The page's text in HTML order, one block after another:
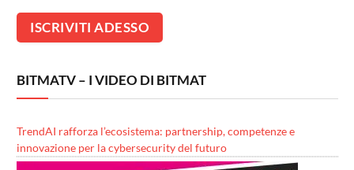
BITMATV – I VIDEO DI BITMAT
TrendAI rafforza l’ecosistema: partnership, competenze e
innovazione per la cybersecurity del futuro